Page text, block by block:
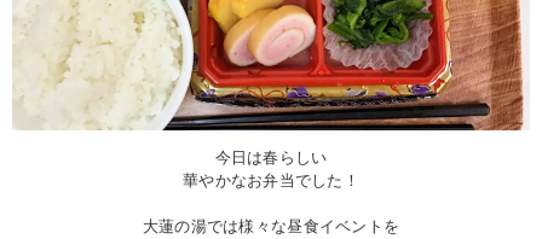
今日は春らしい
華やかなお弁当でした！
大蓮の湯では様々な昼食イベントを